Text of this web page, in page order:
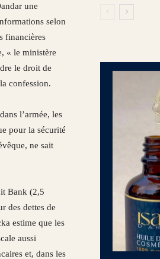
une
selon
financières
« le ministère
le droit de
confession.
l’armée, les
pour la sécurité
ne sait
Bank (2,5
des dettes de
estime que les
aussi
et, dans les